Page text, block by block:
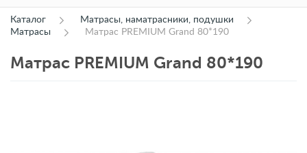
Каталог
Матрасы, наматрасники, подушки
Матрасы
Матрас PREMIUM Grand 80*190
Матрас PREMIUM Grand 80*190